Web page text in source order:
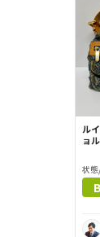
ル
ョ
状
B